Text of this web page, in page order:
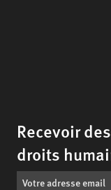
Recevoir
droits